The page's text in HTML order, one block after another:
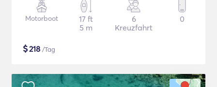
Motorboot
17 ft
5 m
6
Kreuzfahrt
0
$218 /Tag